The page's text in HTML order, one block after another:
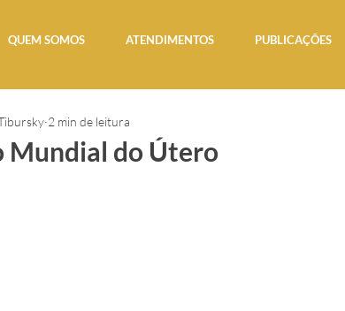
QUEM SOMOS ATENDIMENTOS PUBLICAÇÕES
Mundial do Útero
2 min de leitura
com NaN de 5 estrelas.